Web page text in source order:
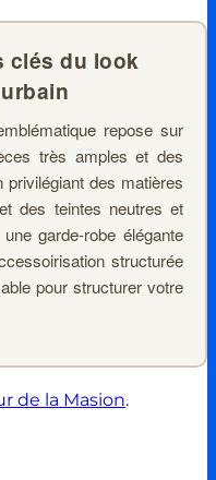
clés du look
repose sur
très amples et des
des matières
des teintes neutres et
garde-robe élégante
structurée
pour structurer votre
de la Masion.